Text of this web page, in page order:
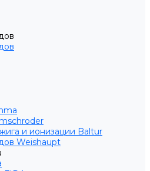
и ионизации Baltur
Weishaupt